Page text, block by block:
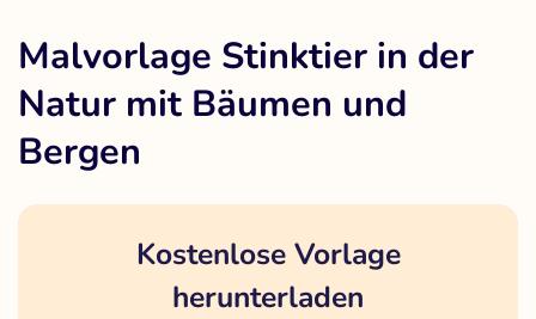
Malvorlage Stinktier in der
Natur mit Bäumen und
Bergen
Kostenlose Vorlage
herunterladen